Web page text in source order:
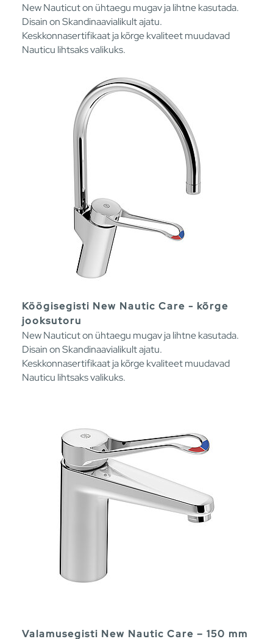
New Nauticut on ühtaegu mugav ja lihtne kasutada.
Disain on Skandinaavialikult ajatu.
Keskkonnasertifikaat ja kõrge kvaliteet muudavad
Nauticu lihtsaks valikuks.
Köögisegisti New Nautic Care - kõrge
jooksutoru
New Nauticut on ühtaegu mugav ja lihtne kasutada.
Disain on Skandinaavialikult ajatu.
Keskkonnasertifikaat ja kõrge kvaliteet muudavad
Nauticu lihtsaks valikuks.
Valamusegisti New Nautic Care – 150 mm